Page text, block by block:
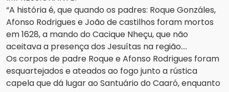
“A história é, que quando os padres: Roque Gonzáles,
Afonso Rodrigues e João de castilhos foram mortos
em 1628, a mando do Cacique Nheçu, que não
aceitava a presença dos Jesuítas na região….
Os corpos de padre Roque e Afonso Rodrigues foram
esquartejados e ateados ao fogo junto a rústica
capela que dá lugar ao Santuário do Caaró, enquanto